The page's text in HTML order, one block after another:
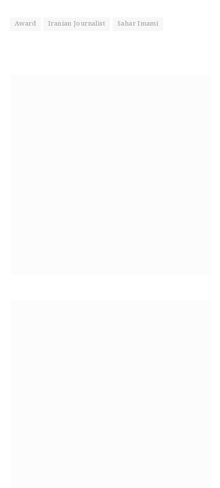
Award Iranian Journalist Sahar Imami